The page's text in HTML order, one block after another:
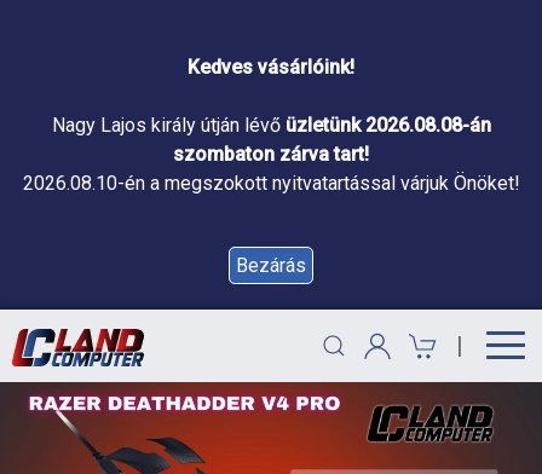
Kedves vásárlóink!
Nagy Lajos király útján lévő üzletünk 2026.08.08-án
szombaton zárva tart!
2026.08.10-én a megszokott nyitvatartással várjuk Önöket!
Bezárás
|